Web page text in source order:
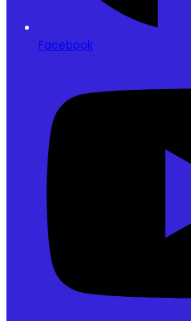
Facebook